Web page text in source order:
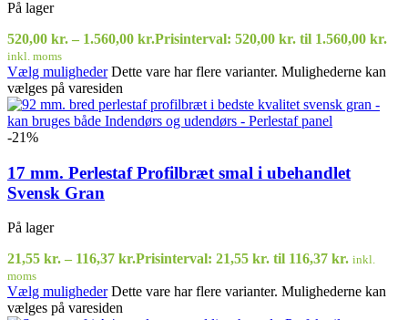
På lager
520,00 kr. – 1.560,00 kr.Prisinterval: 520,00 kr. til 1.560,00 kr.
inkl. moms
Vælg muligheder Dette vare har flere varianter. Mulighederne kan
vælges på varesiden
-21%
17 mm. Perlestaf Profilbræt smal i ubehandlet
Svensk Gran
På lager
21,55 kr. – 116,37 kr.Prisinterval: 21,55 kr. til 116,37 kr. inkl.
moms
Vælg muligheder Dette vare har flere varianter. Mulighederne kan
vælges på varesiden